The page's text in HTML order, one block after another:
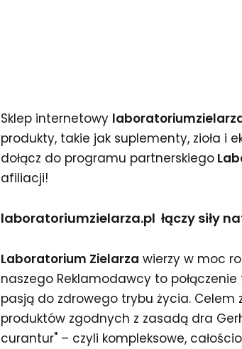
Sklep internetowy
produkty, takie jak suplementy, zioła i
dołącz do programu partnerskiego
afiliacji!
laboratoriumzielarza.pl łączy siły
Laboratorium Zielarza wierzy w moc
naszego Reklamodawcy to
pasją do zdrowego trybu życia. Celem
produktów zgodnych z zasadą dra
curantur" – czyli kompleksowe,